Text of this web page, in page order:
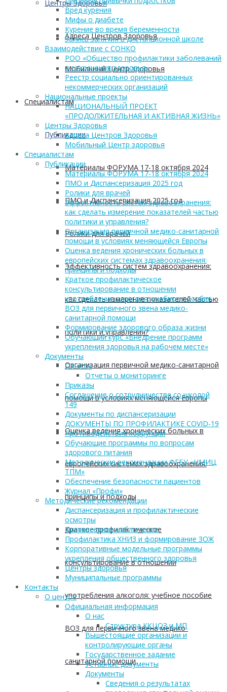
Центры Здоровья
Адреса Центров Здоровья
Мобильный Центр здоровья
Cпециалистам
Публикации
Материалы ФОРУМА 17-18 октября 2024
ПМО и Диспансеризация 2025 год
Ролики для врачей
Эффективность систем здравоохранения:
как сделать измерение показателей частью
политики и управления?
Организация первичной медико-санитарной
помощи в условиях меняющейся Европы
Оценка ведения хронических больных в
европейских системах здравоохранения:
принципы и подходы
Краткое профилактическое
консультирование в отношении
употребления алкоголя: учебное пособие
ВОЗ для первичного звена медико-
санитарной помощи
Вред курения
Мифы о диабете
Курение во время беременности
Запись занятия в дистанционной школе
Взаимодействие с СОНКО
РОО «Общество профилактики заболеваний
и сохранения здоровья»
Реестр социально ориентированных
некоммерческих организаций
Национальные проекты
НАЦИОНАЛЬНЫЙ ПРОЕКТ
«ПРОДОЛЖИТЕЛЬНАЯ И АКТИВНАЯ ЖИЗНЬ»
Центры Здоровья
Адреса Центров Здоровья
Мобильный Центр здоровья
Cпециалистам
Публикации
Материалы ФОРУМА 17-18 октября 2024
ПМО и Диспансеризация 2025 год
Ролики для врачей
Эффективность систем здравоохранения:
как сделать измерение показателей частью
политики и управления?
Организация первичной медико-санитарной
помощи в условиях меняющейся Европы
Оценка ведения хронических больных в
европейских системах здравоохранения:
принципы и подходы
Краткое профилактическое
консультирование в отношении
употребления алкоголя: учебное пособие
ВОЗ для первичного звена медико-
санитарной помощи
Формирование здорового образа жизни
Обучающий курс «Внедрение программ
укрепления здоровья на рабочем месте»
Документы
Отчеты
Отчеты о мониторинге
Приказы
Соглашение о сотрудничестве со школой
149
Документы по диспансеризации
ДОКУМЕНТЫ ПО ПРОФИЛАКТИКЕ COVID-19
Противодействие коррупции
Обучающие программы по вопросам
здорового питания
Методические рекомендации ФГБУ «НМИЦ
ТПМ»
Обеспечение безопасности пациентов
Журнал «Профи»
Методические рекомендации
Диспансеризация и профилактические
осмотры
Диспансерное наблюдение
Профилактика ХНИЗ и формирование ЗОЖ
Корпоративные модельные программы
укрепления общественного здоровья
Центры здоровья
Муниципальные программы
Контакты
О центре
Официальная информация
О нас
Структура ККЦОЗ и МП
Вышестоящие организации и
контролирующие органы
Государственное задание
Уставные документы
Документы
Сведения о результатах